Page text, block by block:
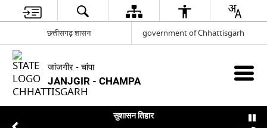
छत्तीसगढ़ शासन government of Chhattisgarh
जांजगीर - चांपा
JANJGIR - CHAMPA
सुशासन तिहार